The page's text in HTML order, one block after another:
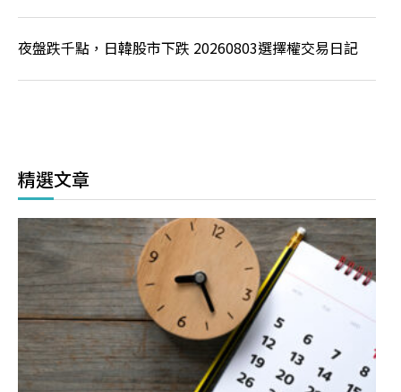
夜盤跌千點，日韓股市下跌 20260803選擇權交易日記
精選文章